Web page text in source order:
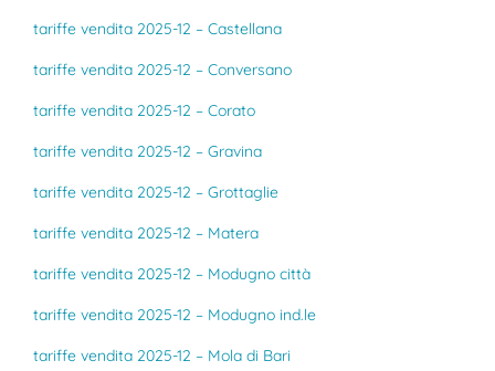
tariffe vendita 2025-12 – Castellana
tariffe vendita 2025-12 – Conversano
tariffe vendita 2025-12 – Corato
tariffe vendita 2025-12 – Gravina
tariffe vendita 2025-12 – Grottaglie
tariffe vendita 2025-12 – Matera
tariffe vendita 2025-12 – Modugno città
tariffe vendita 2025-12 – Modugno ind.le
tariffe vendita 2025-12 – Mola di Bari